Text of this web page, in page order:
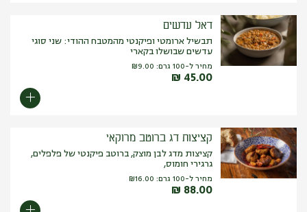
דאל עדשים
תבשיל ארומטי ופיקנטי מהמטבח ההודי: שני סוגי
עדשים שבושלו בקארי
מחיר ל-100 גרם: ₪9.00
₪ 45.00
קציצות דג ברוטב מרוקאי
קציצות מדג לבן מוצק, ברוטב פיקנטי של פלפלים,
גרגירי חומוס,
מחיר ל-100 גרם: ₪16.00
₪ 88.00